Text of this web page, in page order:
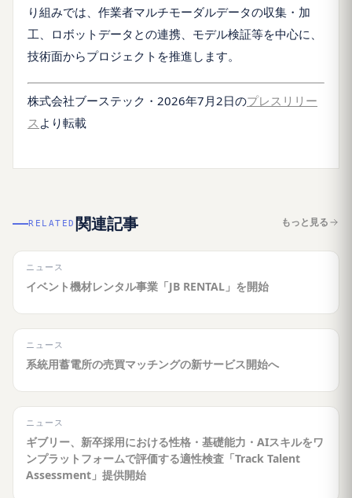
り組みでは、作業者マルチモーダルデータの収集・加
工、ロボットデータとの連携、モデル検証等を中心に、
技術面からプロジェクトを推進します。
株式会社ブーステック・2026年7月2日のプレスリリー
ス より転載
RELATED 関連記事 もっと見る
ニュース
イベント機材レンタル事業「JB RENTAL」を開始
ニュース
系統用蓄電所の売買マッチングの新サービス開始へ
ニュース
ギブリー、新卒採用における性格・基礎能力・AIスキルをワ
ンプラットフォームで評価する適性検査「Track Talent
Assessment」提供開始